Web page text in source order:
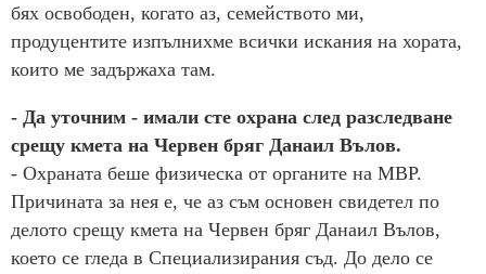
бях освободен, когато аз, семейството ми,
продуцентите изпълнихме всички искания на хората,
които ме задържаха там.
- Да уточним - имали сте охрана след разследване
срещу кмета на Червен бряг Данаил Вълов.
- Охраната беше физическа от органите на МВР.
Причината за нея е, че аз съм основен свидетел по
делото срещу кмета на Червен бряг Данаил Вълов,
което се гледа в Специализирания съд. До дело се